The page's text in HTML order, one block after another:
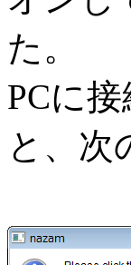
た。
PCに
と、次